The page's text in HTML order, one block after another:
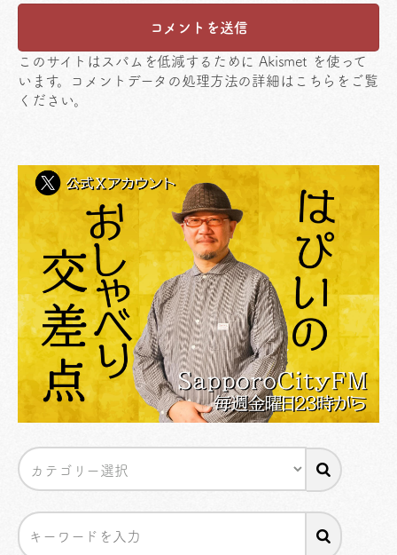
このサイトはスパムを低減するために Akismet を使って
います。
コメントデータの処理方法の詳細はこちらをご覧
ください。